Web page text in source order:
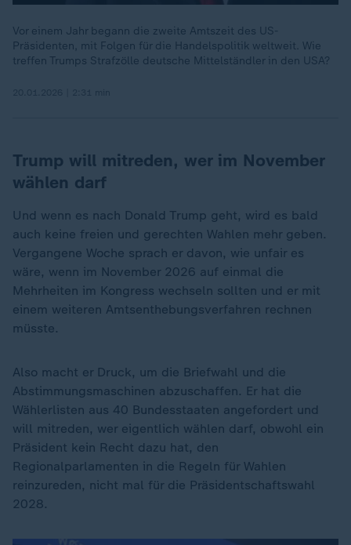
Vor einem Jahr begann die zweite Amtszeit des US-
Präsidenten, mit Folgen für die Handelspolitik weltweit. Wie
treffen Trumps Strafzölle deutsche Mittelständler in den USA?
Trump will mitreden, wer im November
wählen darf
Und wenn es nach Donald Trump geht, wird es bald
auch keine freien und gerechten Wahlen mehr geben.
Vergangene Woche sprach er davon, wie unfair es
wäre, wenn im November 2026 auf einmal die
Mehrheiten im Kongress wechseln sollten und er mit
einem weiteren Amtsenthebungsverfahren rechnen
müsste.
Also macht er Druck, um die Briefwahl und die
Abstimmungsmaschinen abzuschaffen. Er hat die
Wählerlisten aus 40 Bundesstaaten angefordert und
will mitreden, wer eigentlich wählen darf, obwohl ein
Präsident kein Recht dazu hat, den
Regionalparlamenten in die Regeln für Wahlen
reinzureden, nicht mal für die Präsidentschaftswahl
2028.